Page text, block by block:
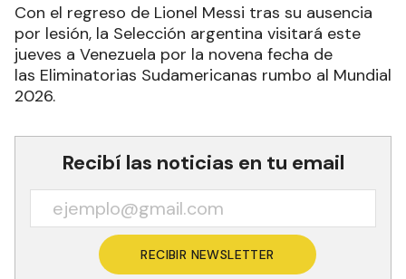
Con el regreso de Lionel Messi tras su ausencia
por lesión, la Selección argentina visitará este
jueves a Venezuela por la novena fecha de
las Eliminatorias Sudamericanas rumbo al Mundial
2026.
Recibí las noticias en tu email
RECIBIR NEWSLETTER